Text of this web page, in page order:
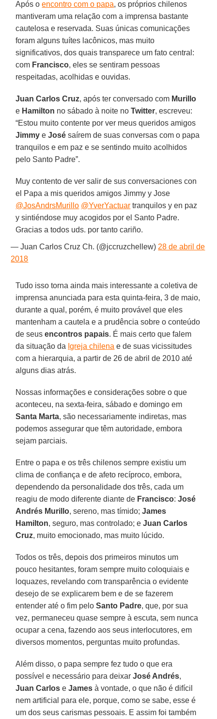
Após oencontro com o papa, os próprios chilenos
mantiveram uma relação com a imprensa bastante
cautelosa e reservada. Suas únicas comunicações
foram alguns tuítes lacônicos, mas muito
significativos, dos quais transparece um fato central:
com Francisco, eles se sentiram pessoas
respeitadas, acolhidas e ouvidas.
Juan Carlos Cruz, após ter conversado com Murillo
e Hamilton no sábado à noite noTwitter, escreveu:
“Estou muito contente por ver meus queridos amigos
Jimmy eJosé saírem de suas conversas com o papa
tranquilos e em paz e se sentindo muito acolhidos
pelo Santo Padre”.
Muy contento de ver salir de sus conversaciones con
el Papa a mis queridos amigos Jimmy y Jose
@JosAndrsMurillo @YverYactuar tranquilos y en paz
y sintiéndose muy acogidos por el Santo Padre.
Gracias a todos uds. por tanto cariño.
— Juan Carlos Cruz Ch. (@jccruzchellew) 28 de abril de
2018
Tudo isso torna ainda mais interessante a coletiva de
imprensa anunciada para esta quinta-feira, 3 de maio,
durante a qual, porém, é muito provável que eles
mantenham a cautela e a prudência sobre o conteúdo
de seusencontros papais. É mais certo que falem
da situação da Igreja chilena e de suas vicissitudes
com a hierarquia, a partir de 26 de abril de 2010 até
alguns dias atrás.
Nossas informações e considerações sobre o que
aconteceu, na sexta-feira, sábado e domingo em
Santa Marta, são necessariamente indiretas, mas
podemos assegurar que têm autoridade, embora
sejam parciais.
Entre o papa e os três chilenos sempre existiu um
clima de confiança e de afeto recíproco, embora,
dependendo da personalidade dos três, cada um
reagiu de modo diferente diante de Francisco:José
Andrés Murillo, sereno, mas tímido;James
Hamilton, seguro, mas controlado; eJuan Carlos
Cruz, muito emocionado, mas muito lúcido.
Todos os três, depois dos primeiros minutos um
pouco hesitantes, foram sempre muito coloquiais e
loquazes, revelando com transparência o evidente
desejo de se explicarem bem e de se fazerem
entender até o fim peloSanto Padre, que, por sua
vez, permaneceu quase sempre à escuta, sem nunca
ocupar a cena, fazendo aos seus interlocutores, em
diversos momentos, perguntas muito profundas.
Além disso, o papa sempre fez tudo o que era
possível e necessário para deixarJosé Andrés,
Juan Carlos eJames à vontade, o que não é difícil
nem artificial para ele, porque, como se sabe, esse é
um dos seus carismas pessoais. E assim foi também